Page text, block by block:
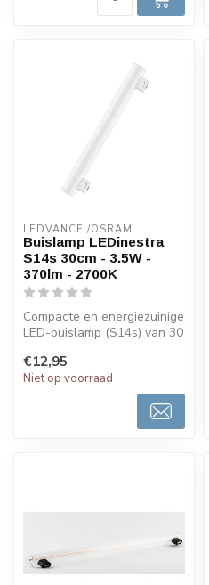
LEDVANCE /OSRAM
Buislamp LEDinestra
S14s 30cm - 3.5W -
370lm - 2700K
Compacte en energiezuinige
LED-buislamp (S14s) van 30
€12,95
Niet op voorraad